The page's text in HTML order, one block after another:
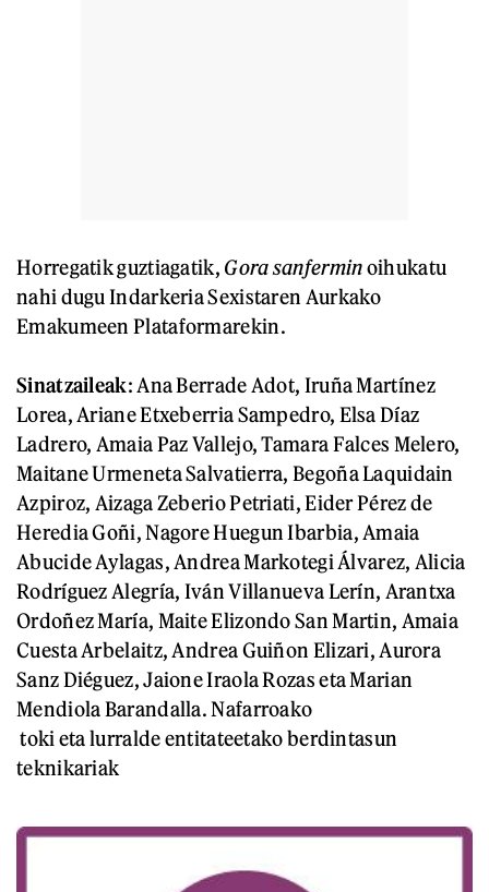
Horregatik guztiagatik, Gora sanferminoihukatu
nahi dugu Indarkeria Sexistaren Aurkako
Emakumeen Plataformarekin.
Sinatzaileak: Ana Berrade Adot, Iruña Martínez
Lorea, Ariane Etxeberria Sampedro, Elsa Díaz
Ladrero, Amaia Paz Vallejo, Tamara Falces Melero,
Maitane Urmeneta Salvatierra, Begoña Laquidain
Azpiroz, Aizaga Zeberio Petriati, Eider Pérez de
Heredia Goñi, Nagore Huegun Ibarbia, Amaia
Abucide Aylagas, Andrea Markotegi Álvarez, Alicia
Rodríguez Alegría, Iván Villanueva Lerín, Arantxa
Ordoñez María, Maite Elizondo San Martin, Amaia
Cuesta Arbelaitz, Andrea Guiñon Elizari, Aurora
Sanz Diéguez, Jaione Iraola Rozas eta Marian
Mendiola Barandalla. Nafarroako
toki eta lurralde entitateetako berdintasun
teknikariak